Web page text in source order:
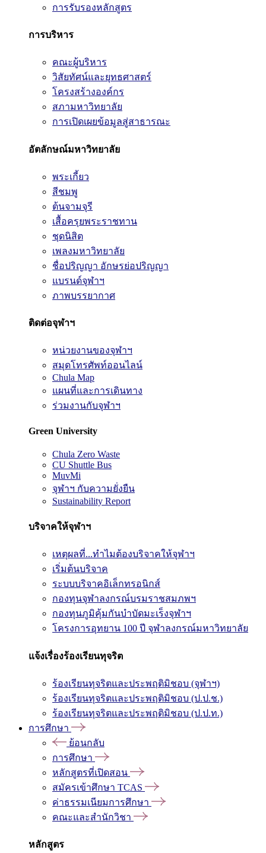
การรับรองหลักสูตร
การบริหาร
คณะผู้บริหาร
วิสัยทัศน์และยุทธศาสตร์
โครงสร้างองค์กร
สภามหาวิทยาลัย
การเปิดเผยข้อมูลสู่สาธารณะ
อัตลักษณ์มหาวิทยาลัย
พระเกี้ยว
สีชมพู
ต้นจามจุรี
เสื้อครุยพระราชทาน
ชุดนิสิต
เพลงมหาวิทยาลัย
ชื่อปริญญา อักษรย่อปริญญา
แบรนด์จุฬาฯ
ภาพบรรยากาศ
ติดต่อจุฬาฯ
หน่วยงานของจุฬาฯ
สมุดโทรศัพท์ออนไลน์
Chula Map
แผนที่และการเดินทาง
ร่วมงานกับจุฬาฯ
Green University
Chula Zero Waste
CU Shuttle Bus
MuvMi
จุฬาฯ กับความยั่งยืน
Sustainability Report
บริจาคให้จุฬาฯ
เหตุผลที่...ทำไมต้องบริจาคให้จุฬาฯ
เริ่มต้นบริจาค
ระบบบริจาคอิเล็กทรอนิกส์
กองทุนจุฬาลงกรณ์บรมราชสมภพฯ
กองทุนภูมิคุ้มกันบำบัดมะเร็งจุฬาฯ
โครงการอุทยาน 100 ปี จุฬาลงกรณ์มหาวิทยาลัย
แจ้งเรื่องร้องเรียนทุจริต
ร้องเรียนทุจริตและประพฤติมิชอบ (จุฬาฯ)
ร้องเรียนทุจริตและประพฤติมิชอบ (ป.ป.ช.)
ร้องเรียนทุจริตและประพฤติมิชอบ (ป.ป.ท.)
การศึกษา
ย้อนกลับ
การศึกษา
หลักสูตรที่เปิดสอน
สมัครเข้าศึกษา TCAS
ค่าธรรมเนียมการศึกษา
คณะและสำนักวิชา
หลักสูตร